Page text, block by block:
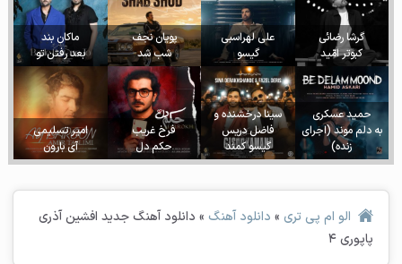
گرشا رضائی
کبوتر امّید
علی لهراسبی
گیسو
پویان نجف
شب شد
ماکان بند
بعد رفتن تو
حمید عسکری
به دلم موند (اجرای
زنده)
سینا درخشنده و
فاضل دریس
گیسو کمند
فرخ غریب
حکم دل
امیر تسلیمی
آی بارون
الو ام پی تری» دانلود آهنگ » دانلود آهنگ جدید افشین آذری
پاپوری 4